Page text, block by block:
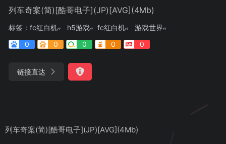
列车奇案(简)[酷哥电子](JP)[AVG](4Mb)
标签： fc红白机 h5游戏 fc红白机
游戏世界
0
0 0 0 0
链接直达
列车奇案(简)[酷哥电子](JP)[AVG](4Mb)